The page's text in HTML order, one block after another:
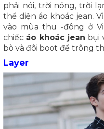
phải nói, trời nóng, trời
thể diện áo khoác jean.
vào mùa thu -đông ở
chiếc áo khoác jean bụi
bò và đôi boot để trông
Layer